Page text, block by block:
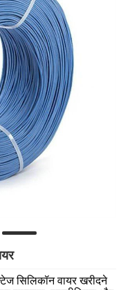
सिलिकॉन वायर खरीदने